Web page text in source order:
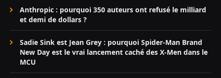
Anthropic : pourquoi 350 auteurs ont refusé le milliard
et demi de dollars ?
Sadie Sink est Jean Grey : pourquoi Spider-Man Brand
New Day est le vrai lancement caché des X-Men dans le
MCU